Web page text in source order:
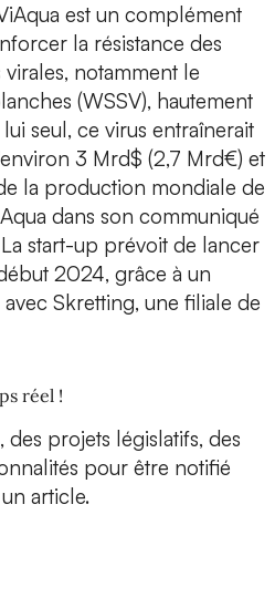
est un complément
la résistance des
notamment le
(WSSV), hautement
seul, ce virus entraînerait
3 Mrd$ (2,7 Mrd€) et
la production mondiale de
dans son communiqué
start-up prévoit de lancer
2024, grâce à un
Skretting, une filiale de
réel !
des projets législatifs, des
pour être notifié
article.